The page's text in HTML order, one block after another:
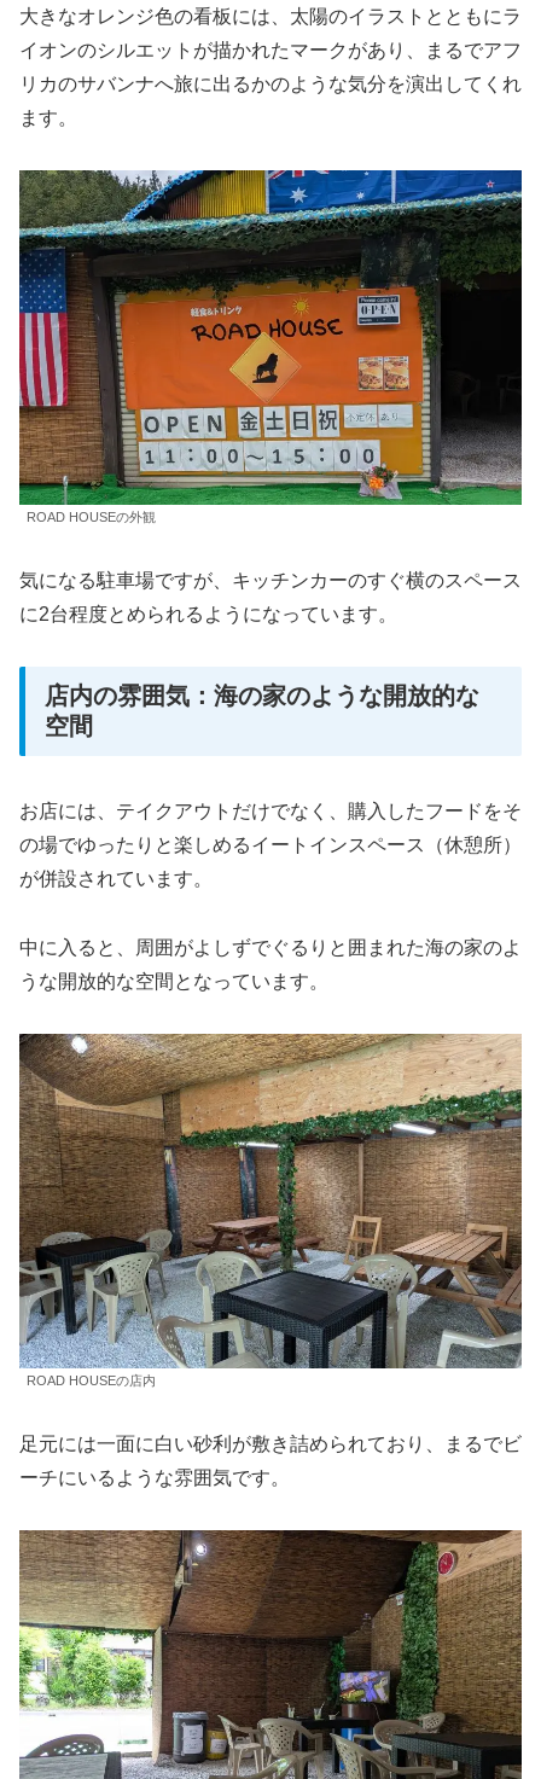
大きなオレンジ色の看板には、太陽のイラストとともにラ
イオンのシルエットが描かれたマークがあり、まるでアフ
リカのサバンナへ旅に出るかのような気分を演出してくれ
ます。
ROAD HOUSEの外観
気になる駐車場ですが、キッチンカーのすぐ横のスペース
に2台程度とめられるようになっています。
店内の雰囲気：海の家のような開放的な
空間
お店には、テイクアウトだけでなく、購入したフードをそ
の場でゆったりと楽しめるイートインスペース（休憩所）
が併設されています。
中に入ると、周囲がよしずでぐるりと囲まれた海の家のよ
うな開放的な空間となっています。
ROAD HOUSEの店内
足元には一面に白い砂利が敷き詰められており、まるでビ
ーチにいるような雰囲気です。